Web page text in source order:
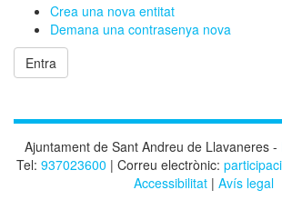
Crea una nova entitat
Demana una contrasenya nova
Entra
Ajuntament de Sant Andreu de Llavaneres -
Tel: 937023600 | Correu electrònic:
Accessibilitat | Avís legal